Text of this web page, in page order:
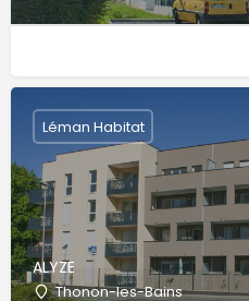
ALYZE
Thonon-les-Bains
Léman Habitat